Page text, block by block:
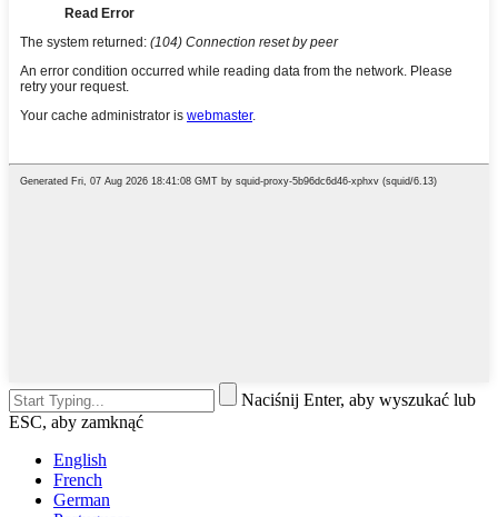
Naciśnij Enter, aby wyszukać lub
ESC, aby zamknąć
English
French
German